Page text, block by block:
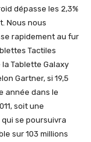
dépasse les 2,3%
Nous nous
rapidement au fur
Tactiles
Tablette Galaxy
Gartner, si 19,5
année dans le
soit une
qui se poursuivra
sur 103 millions